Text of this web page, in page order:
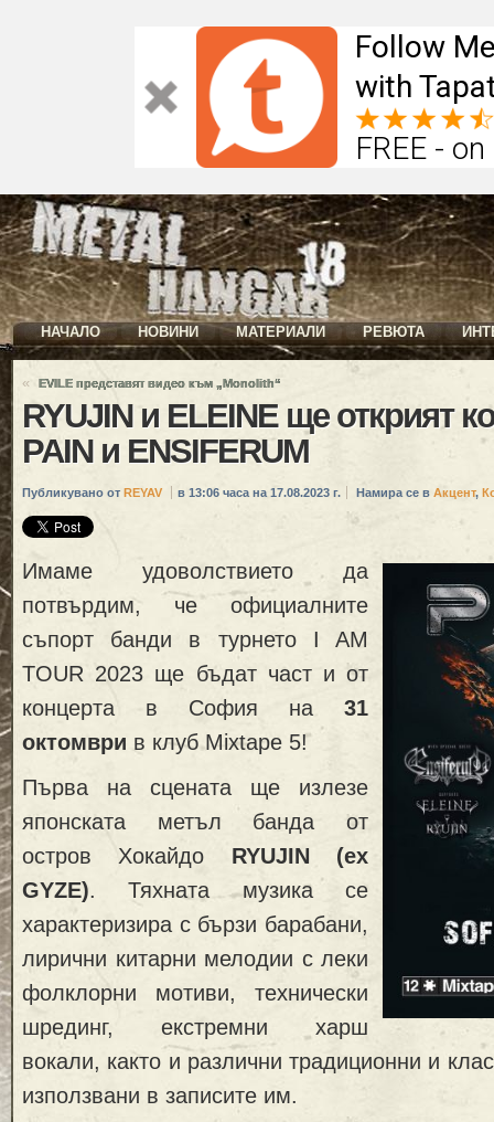
Follow
with
FREE -
НАЧАЛО НОВИНИ МАТЕРИАЛИ РЕВЮТА
« EVILE представят видео към „Monolith“
RYUJIN и ELEINE ще открият
PAIN и ENSIFERUM
Публикувано от REYAV в 13:06 часа на 17.08.2023 г. Намира се в Акцент,
Имаме удоволствието да
потвърдим, че официалните
съпорт банди в турнето I AM
TOUR 2023 ще бъдат част и от
концерта в София на 31
октомври в клуб Mixtape 5!
Първа на сцената ще излезе
японската метъл банда от
остров Хокайдо RYUJIN (ex
GYZE). Тяхната музика се
характеризира с бързи барабани,
лирични китарни мелодии с леки
фолклорни мотиви, технически
шрединг, екстремни харш
вокали, както и различни традиционни и
използвани в записите им.